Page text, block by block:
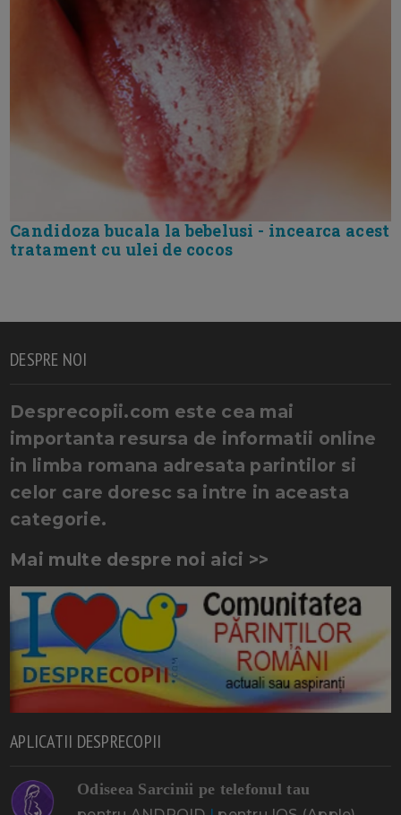
Candidoza bucala la bebelusi - incearca acest
tratament cu ulei de cocos
DESPRE NOI
Desprecopii.com este cea mai
importanta resursa de informatii online
in limba romana adresata parintilor si
celor care doresc sa intre in aceasta
categorie.
Mai multe despre noi aici >>
APLICATII DESPRECOPII
Odiseea Sarcinii pe telefonul tau